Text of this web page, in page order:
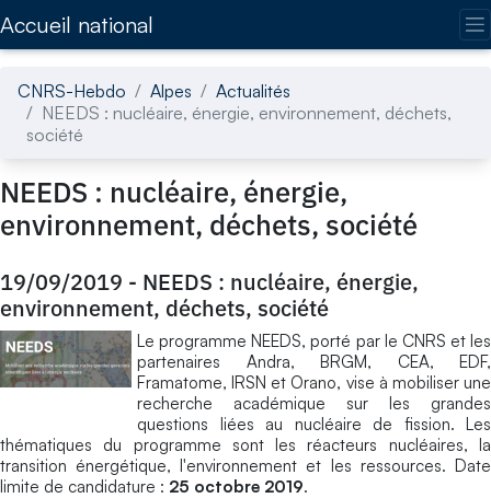
Accueil national
CNRS-Hebdo Alpes
Actualités
NEEDS : nucléaire, énergie, environnement, déchets,
société
NEEDS : nucléaire, énergie,
environnement, déchets, société
19/09/2019 - NEEDS : nucléaire, énergie,
environnement, déchets, société
Le programme NEEDS, porté par le CNRS et les
partenaires Andra, BRGM, CEA, EDF,
Framatome, IRSN et Orano, vise à mobiliser une
recherche académique sur les grandes
questions liées au nucléaire de fission. Les
thématiques du programme sont les réacteurs nucléaires, la
transition énergétique, l'environnement et les ressources. Date
limite de candidature : 25 octobre 2019.